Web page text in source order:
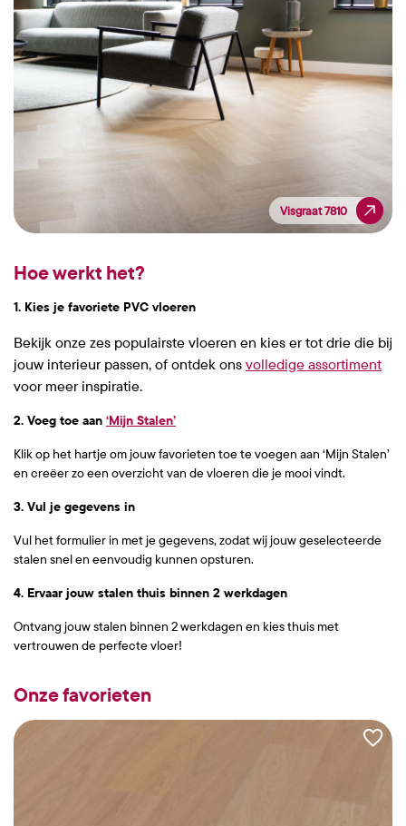
Visgraat 7810
Visgraat 7810
Hoe werkt het?
1. Kies je favoriete PVC vloeren
Bekijk onze zes populairste vloeren en kies er tot drie die bij
jouw interieur passen, of ontdek ons volledige assortiment
voor meer inspiratie.
2. Voeg toe aan ‘Mijn Stalen’
Klik op het hartje om jouw favorieten toe te voegen aan ‘Mijn Stalen’
en creëer zo een overzicht van de vloeren die je mooi vindt.
3. Vul je gegevens in
Vul het formulier in met je gegevens, zodat wij jouw geselecteerde
stalen snel en eenvoudig kunnen opsturen.
4. Ervaar jouw stalen thuis binnen 2 werkdagen
Ontvang jouw stalen binnen 2 werkdagen en kies thuis met
vertrouwen de perfecte vloer!
Onze favorieten